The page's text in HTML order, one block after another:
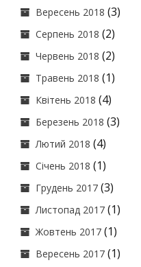
Вересень 2018 (3)
Серпень 2018 (2)
Червень 2018 (2)
Травень 2018 (1)
Квітень 2018 (4)
Березень 2018 (3)
Лютий 2018 (4)
Січень 2018 (1)
Грудень 2017 (3)
Листопад 2017 (1)
Жовтень 2017 (1)
Вересень 2017 (1)